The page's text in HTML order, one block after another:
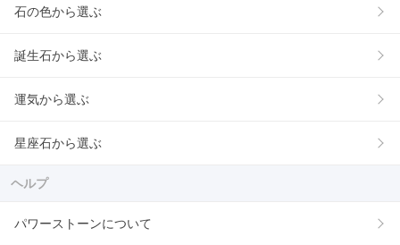
石の色から選ぶ
誕生石から選ぶ
運気から選ぶ
星座石から選ぶ
ヘルプ
パワーストーンについて